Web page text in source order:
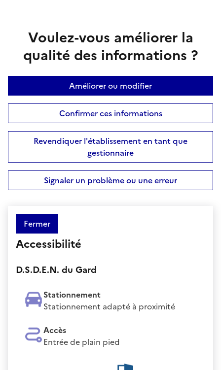
Voulez-vous améliorer la
qualité des informations ?
Améliorer ou modifier
Confirmer ces informations
Revendiquer l'établissement en tant que
gestionnaire
Signaler un problème ou une erreur
Fermer
Accessibilité
D.S.D.E.N. du Gard
Stationnement
Stationnement adapté à proximité
Accès
Entrée de plain pied